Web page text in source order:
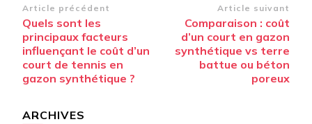
Navigation
d’article
Article précédent
Quels sont les
principaux facteurs
influençant le coût d’un
court de tennis en
gazon synthétique ?
Article suivant
Comparaison : coût
d’un court en gazon
synthétique vs terre
battue ou béton
poreux
ARCHIVES